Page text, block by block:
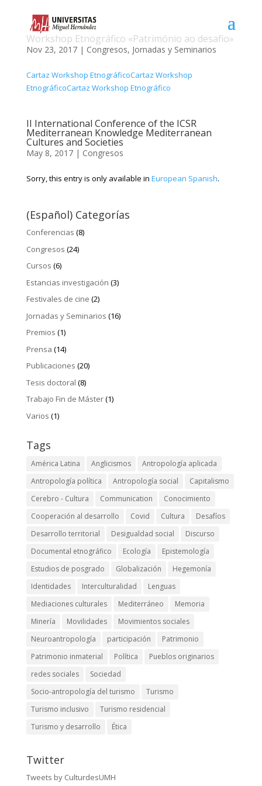
Workshop Etnográfico «Património ao desafio»
Nov 23, 2017| Congresos, Jornadas y Seminarios
Cartaz Workshop EtnográficoCartaz Workshop
EtnográficoCartaz Workshop Etnográfico
II International Conference of the ICSR
Mediterranean Knowledge Mediterranean
Cultures and Societies
May 8, 2017| Congresos
Sorry, this entry is only available in European Spanish.
(Español) Categorías
Conferencias (8)
Congresos (24)
Cursos (6)
Estancias investigación (3)
Festivales de cine (2)
Jornadas y Seminarios (16)
Premios (1)
Prensa (14)
Publicaciones (20)
Tesis doctoral (8)
Trabajo Fin de Máster(1)
Varios (1)
Tags
América Latina Anglicismos
Antropología aplicada
Antropología política
Antropología social
Capitalismo
Cerebro - Cultura
Communication
Conocimiento
Cooperación al desarrollo
Covid Cultura
Desafíos
Desarrollo territorial
Desigualdad social
Discurso
Documental etnográfico
Ecología
Epistemología
Estudios de posgrado
Globalización
Hegemonía
Identidades
Interculturalidad
Lenguas
Mediaciones culturales
Mediterráneo
Memoria
Minería
Movilidades
Movimientos sociales
Neuroantropología
participación
Patrimonio
Patrimonio inmaterial
Política
Pueblos originarios
redes sociales
Sociedad
Socio-antropología del turismo
Turismo
Turismo inclusivo
Turismo residencial
Turismo y desarrollo
Ética
Twitter
Tweets by CulturdesUMH